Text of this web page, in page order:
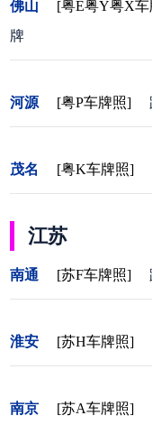
佛山 [粤E粤Y粤X
牌
河源 [粤P车牌照]
茂名 [粤K车牌照]
江苏
南通 [苏F车牌照]
淮安 [苏H车牌照]
南京 [苏A车牌照]